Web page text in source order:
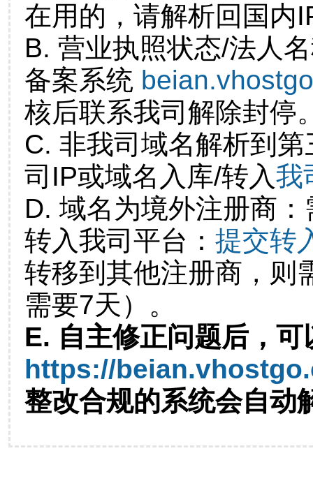
在用的，请解析回国内
B. 营业执照状态/法人
备案系统
核后联系我司解除封停
C. 非我司域名解析到
司IP或域名入库/转入我
D. 域名为境外注册商
转入我司平台： 提交转
转移到其他注册商，则
需要7天）。
E. 自主修正问题后，可
https://
整改合规的系统会自动